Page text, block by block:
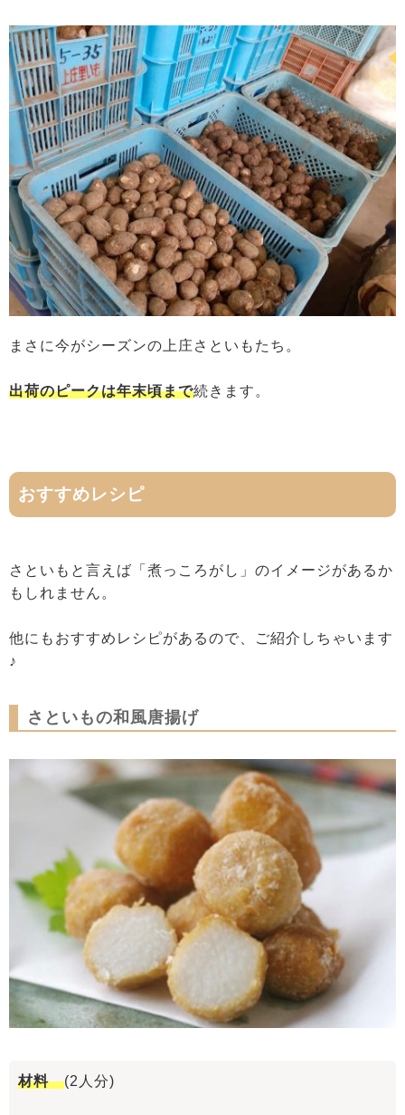
まさに今がシーズンの上庄さといもたち。
出荷のピークは年末頃まで続きます。
おすすめレシピ
さといもと言えば「煮っころがし」のイメージがあるか
もしれません。
他にもおすすめレシピがあるので、ご紹介しちゃいます
♪
さといもの和風唐揚げ
材料(2人分)